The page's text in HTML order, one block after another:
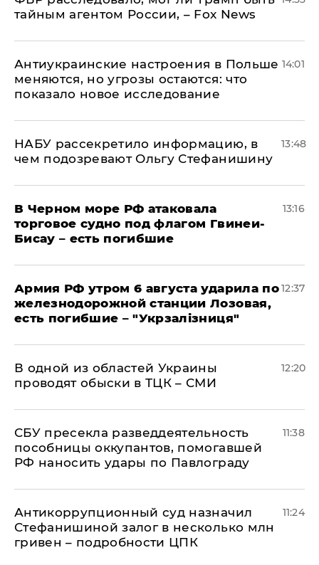
тайным агентом России, – Fox News
Антиукраинские настроения в Польше
меняются, но угрозы остаются: что
показало новое исследование
14:01
НАБУ рассекретило информацию, в
чем подозревают Ольгу Стефанишину
13:48
В Черном море РФ атаковала
торговое судно под флагом Гвинеи-
Бисау – есть погибшие
13:16
Армия РФ утром 6 августа ударила по
железнодорожной станции Лозовая,
есть погибшие – "Укрзалізниця"
12:37
В одной из областей Украины
проводят обыски в ТЦК – СМИ
12:20
СБУ пресекла разведдеятельность
пособницы оккупантов, помогавшей
РФ наносить удары по Павлограду
11:38
Антикоррупционный суд назначил
Стефанишиной залог в несколько млн
гривен – подробности ЦПК
11:24